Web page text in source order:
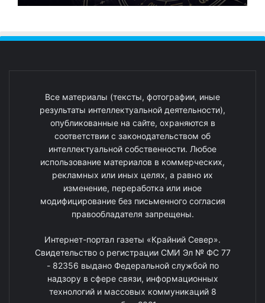
Все материалы (тексты, фотографии, иные
результаты интеллектуальной деятельности),
опубликованные на сайте, охраняются в
соответствии с законодательством об
интеллектуальной собственности. Любое
использование материалов в коммерческих,
рекламных или иных целях, а равно их
изменение, переработка или иное
модифицирование без письменного согласия
правообладателя запрещены.
Интернет-портал газеты «Крайний Север».
Свидетельство о регистрации СМИ Эл № ФС 77
- 82356 выдано Федеральной службой по
надзору в сфере связи, информационных
технологий и массовых коммуникаций 8